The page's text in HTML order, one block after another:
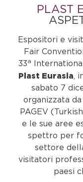
PLAST
Espositori e
Fair
33a
Plast Eurasia,
sabato 7
organizzata
PAGEV
e le sue aree
spettro per
settore
visitatori
paesi